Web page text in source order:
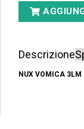
Descrizione
NUX VOMICA